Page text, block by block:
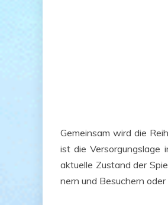
Gemein­sam wird die
ist die Ver­sor­gungs­la­ge
aktu­el­le Zustand der
nern und Besu­chern